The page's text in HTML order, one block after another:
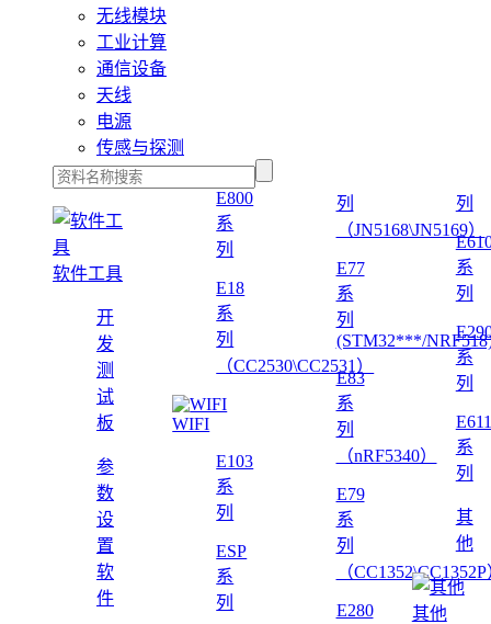
无线模块
工业计算
通信设备
天线
电源
传感与探测
软件工具
开
发
测
试
板
参
数
设
置
软
件
E800
系
列
E18
系
列
（CC2530\CC2531）
WIFI
E103
系
列
ESP
系
列
列
（JN5168\JN5169）
E77
系
列
(STM32***/
E83
系
列
（nRF5340）
E79
系
列
（
E280
列
系
列
系
列
E611
系
列
其
他
其他